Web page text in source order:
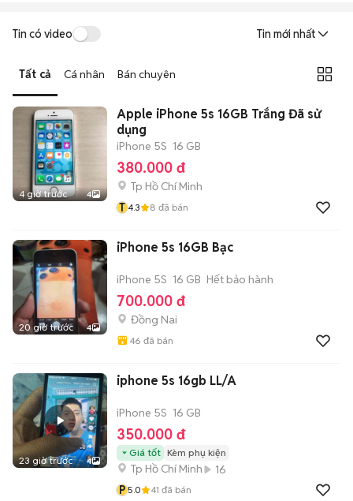
Tin có video Tin mới nhất
Tất cả Cá nhân Bán chuyên
4 giờ trước 4
Apple iPhone 5s 16GB Trắng Đã sử
dụng
iPhone 5S 16 GB
380.000 đ
Tp Hồ Chí Minh
T 4.3 8 đã bán
20 giờ trước 4
iPhone 5s 16GB Bạc
iPhone 5S 16 GB Hết bảo hành
700.000 đ
Đồng Nai
46 đã bán
23 giờ trước 4
iphone 5s 16gb LL/A
iPhone 5S 16 GB
350.000 đ
Giá tốt Kèm phụ kiện
Tp Hồ Chí Minh
16
P 5.0 41 đã bán